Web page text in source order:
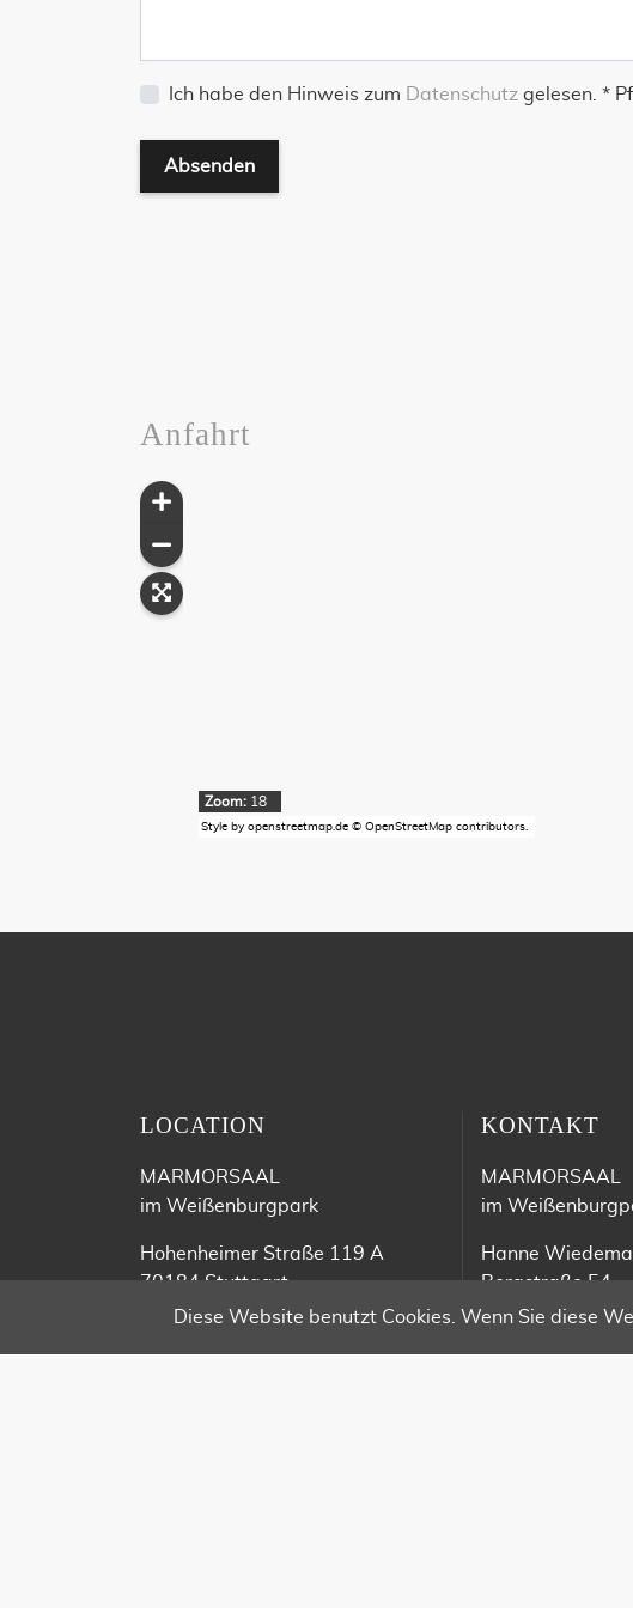
Ich habe den Hinweis zum Datenschutz gelesen. *
Absenden
Anfahrt
18
Style by openstreetmap.de© OpenStreetMapcontributors.
LOCATION
MARMORSAAL
im Weißenburgpark
Hohenheimer Straße 119 A
70184 Stuttgart
KONTAKT
MARMORSAAL
im
Hanne
Bergstraße 54
70186 Stuttgart
Diese Website benutzt Cookies. Wenn Sie diese